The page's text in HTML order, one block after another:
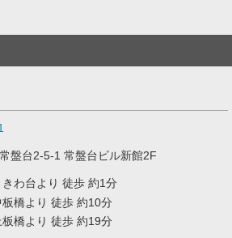
盤台2-5-1 常盤台ビル新館2F
わ台より 徒歩 約1分
橋より 徒歩 約10分
橋より 徒歩 約19分